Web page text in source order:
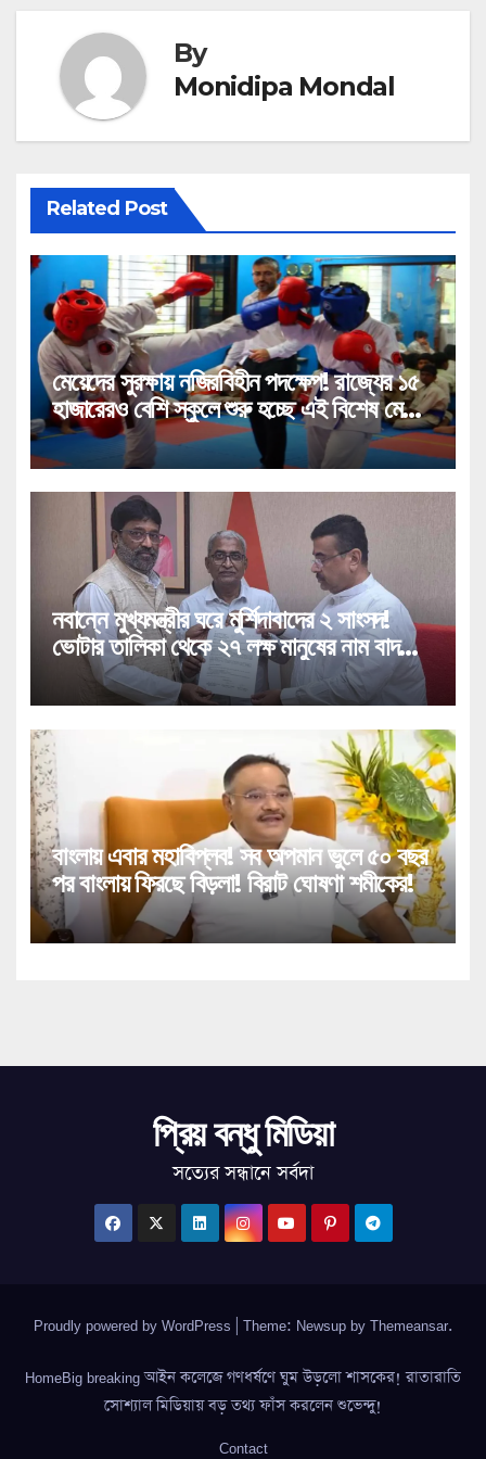
By
Monidipa Mondal
Related Post
মেয়েদের সুরক্ষায় নজিরবিহীন পদক্ষেপ! রাজ্যের ১৫
হাজারেরও বেশি স্কুলে শুরু হচ্ছে এই বিশেষ মেগা
প্রশিক্ষণ!
নবান্নে মুখ্যমন্ত্রীর ঘরে মুর্শিদাবাদের ২ সাংসদ!
ভোটার তালিকা থেকে ২৭ লক্ষ মানুষের নাম বাদ
পড়া নিয়ে বিরাট পদক্ষেপ!
বাংলায় এবার মহাবিপ্লব! সব অপমান ভুলে ৫০ বছর
পর বাংলায় ফিরছে বিড়লা! বিরাট ঘোষণা শমীকের!
প্রিয় বন্ধু মিডিয়া
সত্যের সন্ধানে সর্বদা
Proudly powered by WordPress Theme: Newsup by Themeansar.
HomeBig breaking আইন কলেজে গণধর্ষণে ঘুম উড়লো শাসকের! রাতারাতি
সোশ্যাল মিডিয়ায় বড় তথ্য ফাঁস করলেন শুভেন্দু!
Contact